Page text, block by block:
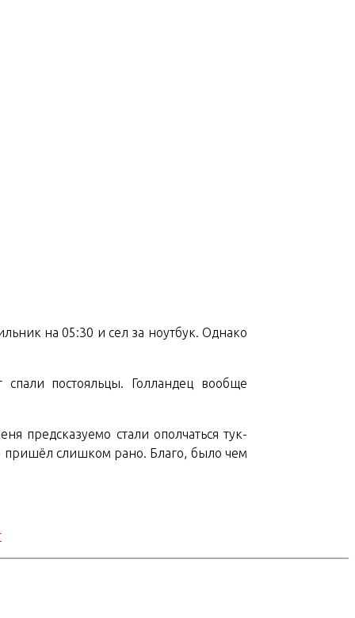
на 05:30 и сел за ноутбук. Однако
постояльцы. Голландец вообще
предсказуемо стали ополчаться тук-
пришёл слишком рано. Благо, было чем